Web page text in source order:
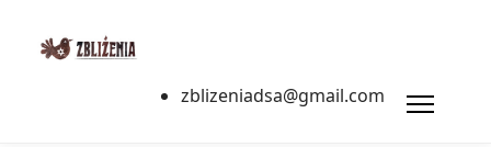
zblizeniadsa@gmail.com